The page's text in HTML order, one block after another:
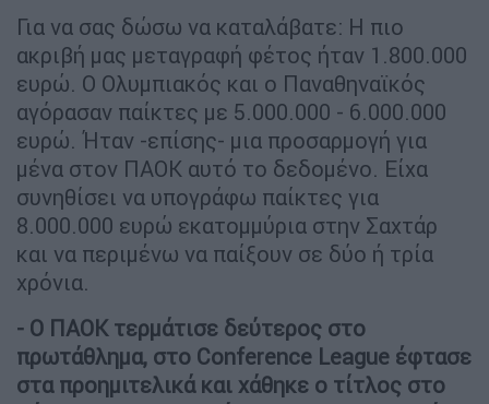
Για να σας δώσω να καταλάβατε: Η πιο
ακριβή μας μεταγραφή φέτος ήταν 1.800.000
ευρώ. Ο Ολυμπιακός και ο Παναθηναϊκός
αγόρασαν παίκτες με 5.000.000 - 6.000.000
ευρώ. Ήταν -επίσης- μια προσαρμογή για
μένα στον ΠΑΟΚ αυτό το δεδομένο. Είχα
συνηθίσει να υπογράφω παίκτες για
8.000.000 ευρώ εκατομμύρια στην Σαχτάρ
και να περιμένω να παίξουν σε δύο ή τρία
χρόνια.
- Ο ΠΑΟΚ τερμάτισε δεύτερος στο
πρωτάθλημα, στο Conference League έφτασε
στα προημιτελικά και χάθηκε ο τίτλος στο